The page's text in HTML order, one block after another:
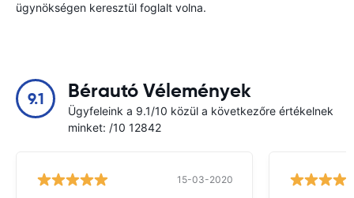
ügynökségen keresztül foglalt volna.
9.1 Bérautó Vélemények
Ügyfeleink a 9.1/10 közül a következőre értékelnek
minket: /10 12842
15-03-2020